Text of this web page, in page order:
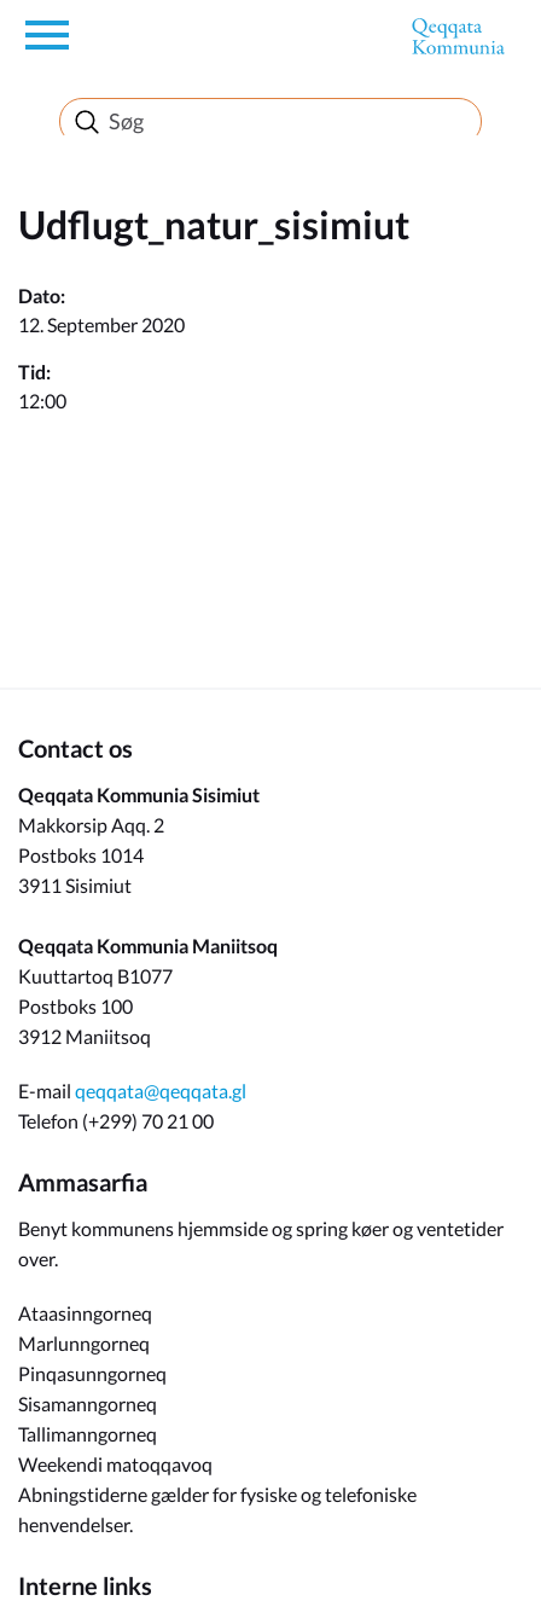
en
Borger
Erhverv
Politik
Turisme
Udflugt_natur_sisimiut
Dato:
12. September 2020
Tid:
12:00
Contact os
Qeqqata Kommunia Sisimiut
Makkorsip Aqq. 2
Postboks 1014
3911 Sisimiut
Qeqqata Kommunia Maniitsoq
Kuuttartoq B1077
Postboks 100
3912 Maniitsoq
E-mail qeqqata@qeqqata.gl
Telefon (+299) 70 21 00
Ammasarfia
Benyt kommunens hjemmside og spring køer og ventetider
over.
Ataasinngorneq
Marlunngorneq
Pinqasunngorneq
Sisamanngorneq
Tallimanngorneq
Weekendi matoqqavoq
Abningstiderne gælder for fysiske og telefoniske
henvendelser.
Interne links